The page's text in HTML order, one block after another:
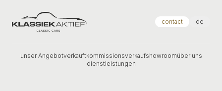
Klassiek Aktief contact de
unser Angebotverkauftkommissionsverkaufshowroomüber uns
dienstleistungen